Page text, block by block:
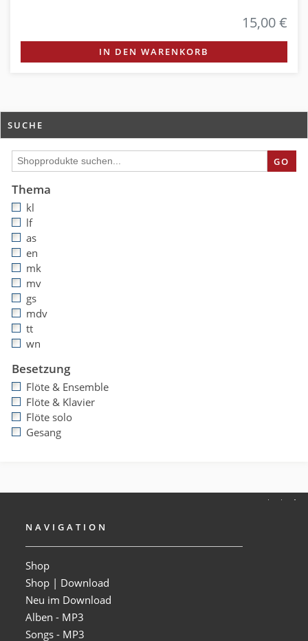
15,00 €
IN DEN WARENKORB
SUCHE
GO
Thema
kl
lf
as
en
mk
mv
gs
mdv
tt
wn
Besetzung
Flöte & Ensemble
Flöte & Klavier
Flöte solo
Gesang
NAVIGATION
Shop
Shop | Download
Neu im Download
Alben - MP3
Songs - MP3